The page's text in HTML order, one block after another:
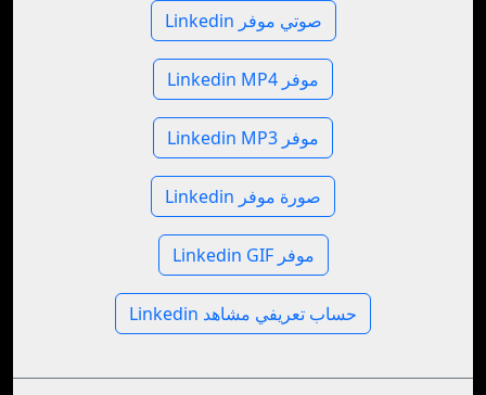
Linkedin صوتي موفر
Linkedin MP4 موفر
Linkedin MP3 موفر
Linkedin صورة موفر
Linkedin GIF موفر
Linkedin حساب تعريفي مشاهد